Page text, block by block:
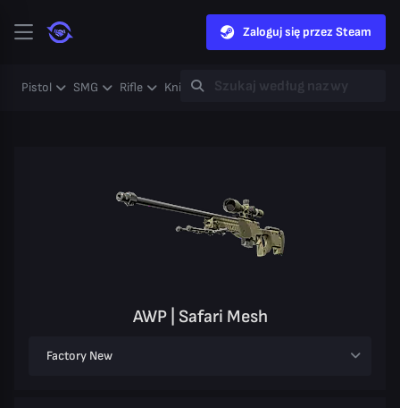
Zaloguj się przez Steam
Pistol SMG Rifle Knife Gloves Heavy Case
AWP | Safari Mesh
Factory New